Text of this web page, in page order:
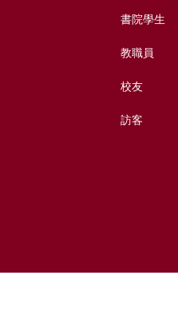
書院學生
教職員
校友
訪客